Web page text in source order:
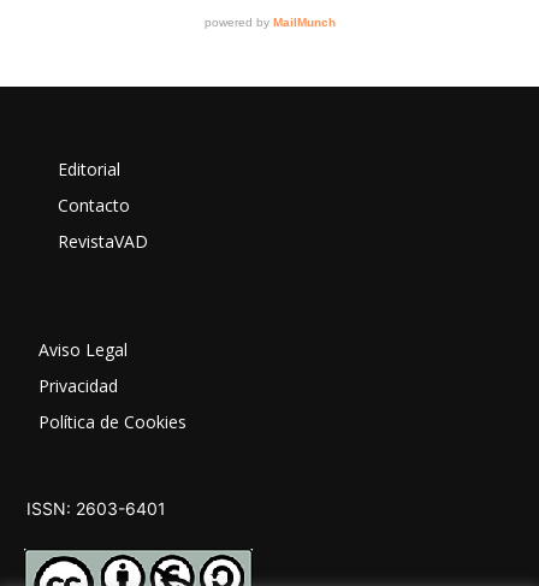
Editorial
Contacto
RevistaVAD
Aviso Legal
Privacidad
Política de Cookies
ISSN: 2603-6401